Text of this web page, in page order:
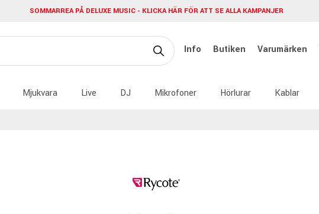
SOMMARREA PÅ DELUXE MUSIC - KLICKA HÄR FÖR ATT SE ALLA KAMPANJER
Info Butiken Varumärken
Mjukvara Live DJ Mikrofoner Hörlurar Kablar